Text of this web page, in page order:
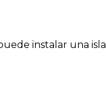
instalar una isla